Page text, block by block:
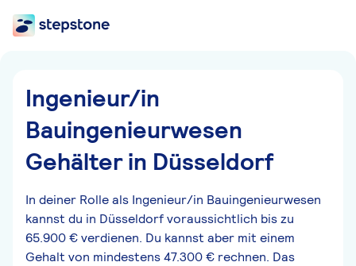
Ingenieur/in
Bauingenieurwesen
Gehälter in Düsseldorf
In deiner Rolle als Ingenieur/in Bauingenieurwesen
kannst du in Düsseldorf voraussichtlich bis zu
65.900 € verdienen. Du kannst aber mit einem
Gehalt von mindestens 47.300 € rechnen. Das